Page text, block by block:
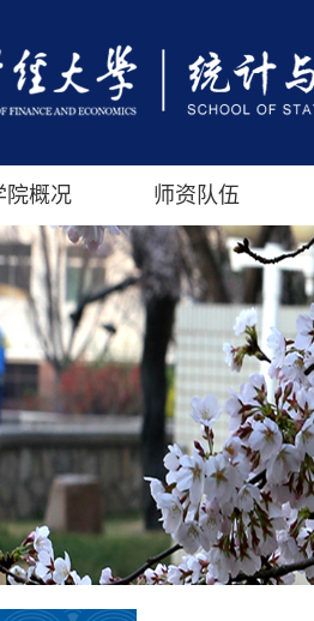
院概况 师资队伍